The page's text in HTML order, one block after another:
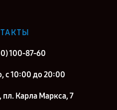
100-87-60
с 10:00 до 20:00
Карла Маркса, 7